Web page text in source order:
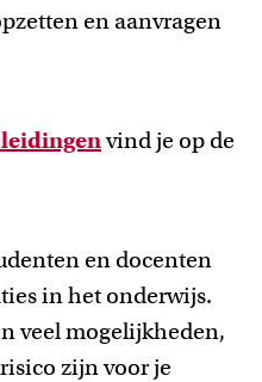
en aanvragen
vind je op de
en docenten
in het onderwijs.
veel mogelijkheden,
zijn voor je